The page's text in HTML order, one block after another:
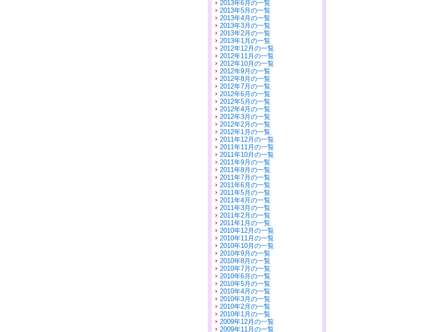
2013年6月の一覧
2013年5月の一覧
2013年4月の一覧
2013年3月の一覧
2013年2月の一覧
2013年1月の一覧
2012年12月の一覧
2012年11月の一覧
2012年10月の一覧
2012年9月の一覧
2012年8月の一覧
2012年7月の一覧
2012年6月の一覧
2012年5月の一覧
2012年4月の一覧
2012年3月の一覧
2012年2月の一覧
2012年1月の一覧
2011年12月の一覧
2011年11月の一覧
2011年10月の一覧
2011年9月の一覧
2011年8月の一覧
2011年7月の一覧
2011年6月の一覧
2011年5月の一覧
2011年4月の一覧
2011年3月の一覧
2011年2月の一覧
2011年1月の一覧
2010年12月の一覧
2010年11月の一覧
2010年10月の一覧
2010年9月の一覧
2010年8月の一覧
2010年7月の一覧
2010年6月の一覧
2010年5月の一覧
2010年4月の一覧
2010年3月の一覧
2010年2月の一覧
2010年1月の一覧
2009年12月の一覧
2009年11月の一覧